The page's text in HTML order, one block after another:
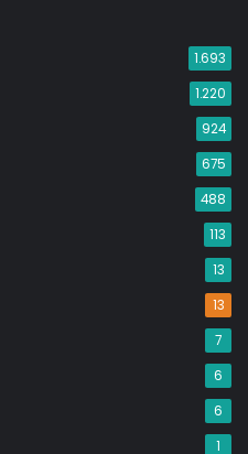
1.693
1.220
924
675
488
113
13
13
7
6
6
1